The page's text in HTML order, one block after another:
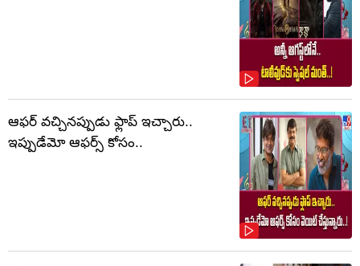
ఆఫర్ వచ్చినప్పుడు ఫ్లాప్ ఇచ్చారు..
ఇప్పుడేమో ఆఫర్స్ కోసం..